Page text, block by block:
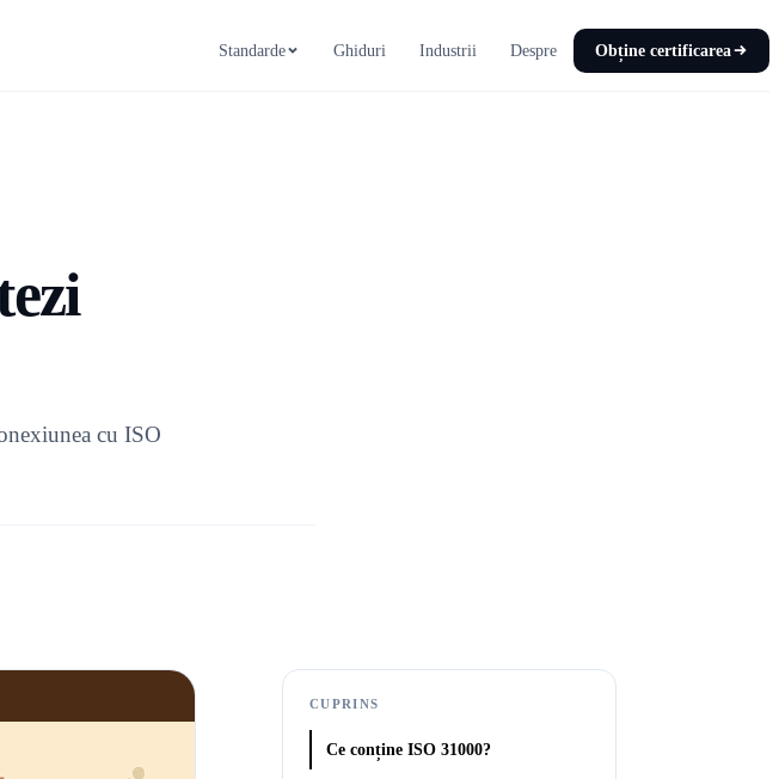
Standarde Ghiduri Industrii Despre Obține certificarea
cu ISO
CUPRINS
Ce conține ISO 31000?